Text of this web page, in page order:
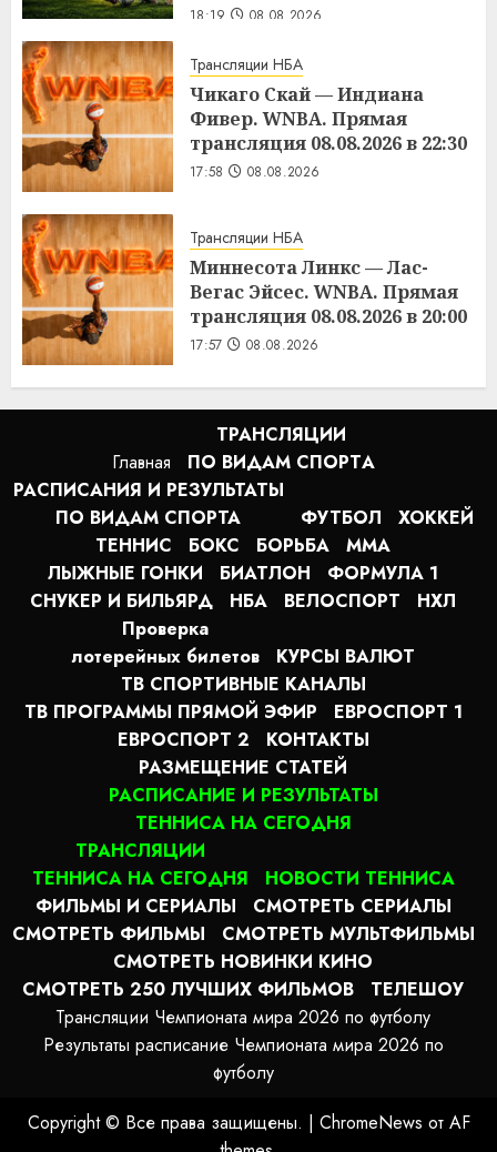
18:19 08.08.2026
Трансляции НБА
Чикаго Скай — Индиана
Фивер. WNBA. Прямая
трансляция 08.08.2026 в 22:30
17:58 08.08.2026
Трансляции НБА
Миннесота Линкс — Лас-
Вегас Эйсес. WNBA. Прямая
трансляция 08.08.2026 в 20:00
17:57 08.08.2026
Главная
ТРАНСЛЯЦИИ
ПО ВИДАМ СПОРТA
РАСПИСАНИЯ И РЕЗУЛЬТАТЫ
ПО ВИДАМ СПОРТА
ФУТБОЛ
ХОККЕЙ
ТЕННИС
БОКС БОРЬБА
MMA
ЛЫЖНЫЕ ГОНКИ
БИАТЛОН
ФОРМУЛА 1
СНУКЕР И БИЛЬЯРД
НБА ВЕЛОСПОРТ
НХЛ
Проверка
лотерейных билетов
КУРСЫ ВАЛЮТ
ТВ СПОРТИВНЫЕ КАНАЛЫ
ТВ ПРОГРАММЫ ПРЯМОЙ ЭФИР
ЕВРОСПОРТ 1
ЕВРОСПОРТ 2
КОНТАКТЫ
РАЗМЕЩЕНИЕ СТАТЕЙ
РАСПИСАНИЕ И РЕЗУЛЬТАТЫ
ТЕННИСА НА СЕГОДНЯ
ТРАНСЛЯЦИИ
ТЕННИСА НА СЕГОДНЯ
НОВОСТИ ТЕННИСА
ФИЛЬМЫ И СЕРИАЛЫ
СМОТРЕТЬ СЕРИАЛЫ
СМОТРЕТЬ ФИЛЬМЫ
СМОТРЕТЬ МУЛЬТФИЛЬМЫ
СМОТРЕТЬ НОВИНКИ КИНО
СМОТРЕТЬ 250 ЛУЧШИХ ФИЛЬМОВ
ТЕЛЕШОУ
Трансляции Чемпионата мира 2026 по футболу
Результаты расписание Чемпионата мира 2026 по
футболу
Copyright © Все права защищены. | ChromeNews от AF